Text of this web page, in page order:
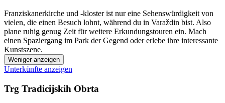
Franziskanerkirche und -kloster ist nur eine Sehenswürdigkeit von
vielen, die einen Besuch lohnt, während du in Varaždin bist. Also
plane ruhig genug Zeit für weitere Erkundungstouren ein. Mach
einen Spaziergang im Park der Gegend oder erlebe ihre interessante
Kunstszene.
Weniger anzeigen
Unterkünfte anzeigen
Trg Tradicijskih Obrta